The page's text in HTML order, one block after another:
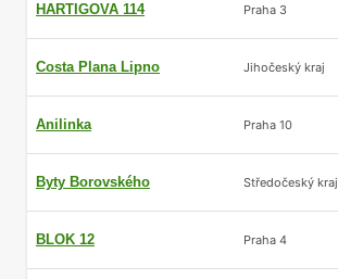
HARTIGOVA 114 Praha 3
Costa Plana Lipno Jihočeský kraj
Anilinka Praha 10
Byty Borovského Středočeský kraj
BLOK 12 Praha 4